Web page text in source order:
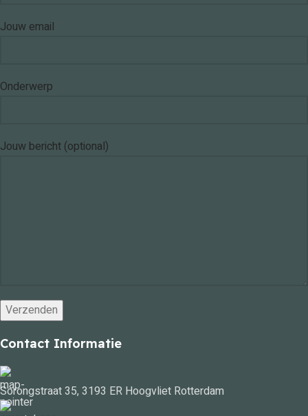
Jouw email
Onderwerp
Jouw bericht (optional)
Contact Informatie
Sorongstraat 35, 3193 ER Hoogvliet Rotterdam